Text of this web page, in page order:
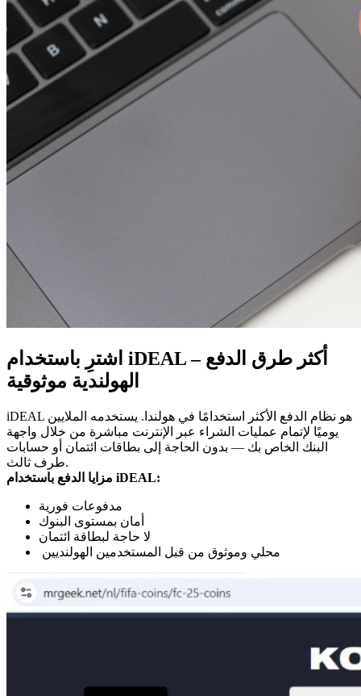
اشترِ باستخدام iDEAL – أكثر طرق الدفع
الهولندية موثوقية
iDEAL هو نظام الدفع الأكثر استخدامًا في هولندا. يستخدمه الملايين
يوميًا لإتمام عمليات الشراء عبر الإنترنت مباشرة من خلال واجهة
البنك الخاص بك — بدون الحاجة إلى بطاقات ائتمان أو حسابات
طرف ثالث.
مزايا الدفع باستخدام iDEAL:
مدفوعات فورية
أمان بمستوى البنوك
لا حاجة لبطاقة ائتمان
محلي وموثوق من قبل المستخدمين الهولنديين